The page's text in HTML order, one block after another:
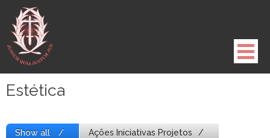
para
conteúdo
Estética
Show all Ações Iniciativas Projetos